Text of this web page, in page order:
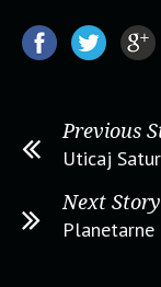
Previous
Uticaj
Next Story